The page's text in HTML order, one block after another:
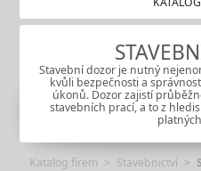
Stavební dozor je nutný
kvůli bezpečnosti a
úkonů. Dozor zajistí
stavebních prací, a to z
Katalog firem Stavebnictví